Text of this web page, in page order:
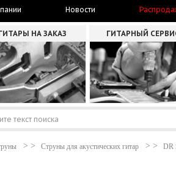
Новости
НА ЗАКАЗ ГИТАРНЫЙ
Струны для акустических гитар DR